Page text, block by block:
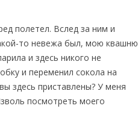
полетел. Вслед за ним и
то невежа был, мою квашню
и здесь никого не
и переменил сокола на
здесь приставлены? У меня
посмотреть моего